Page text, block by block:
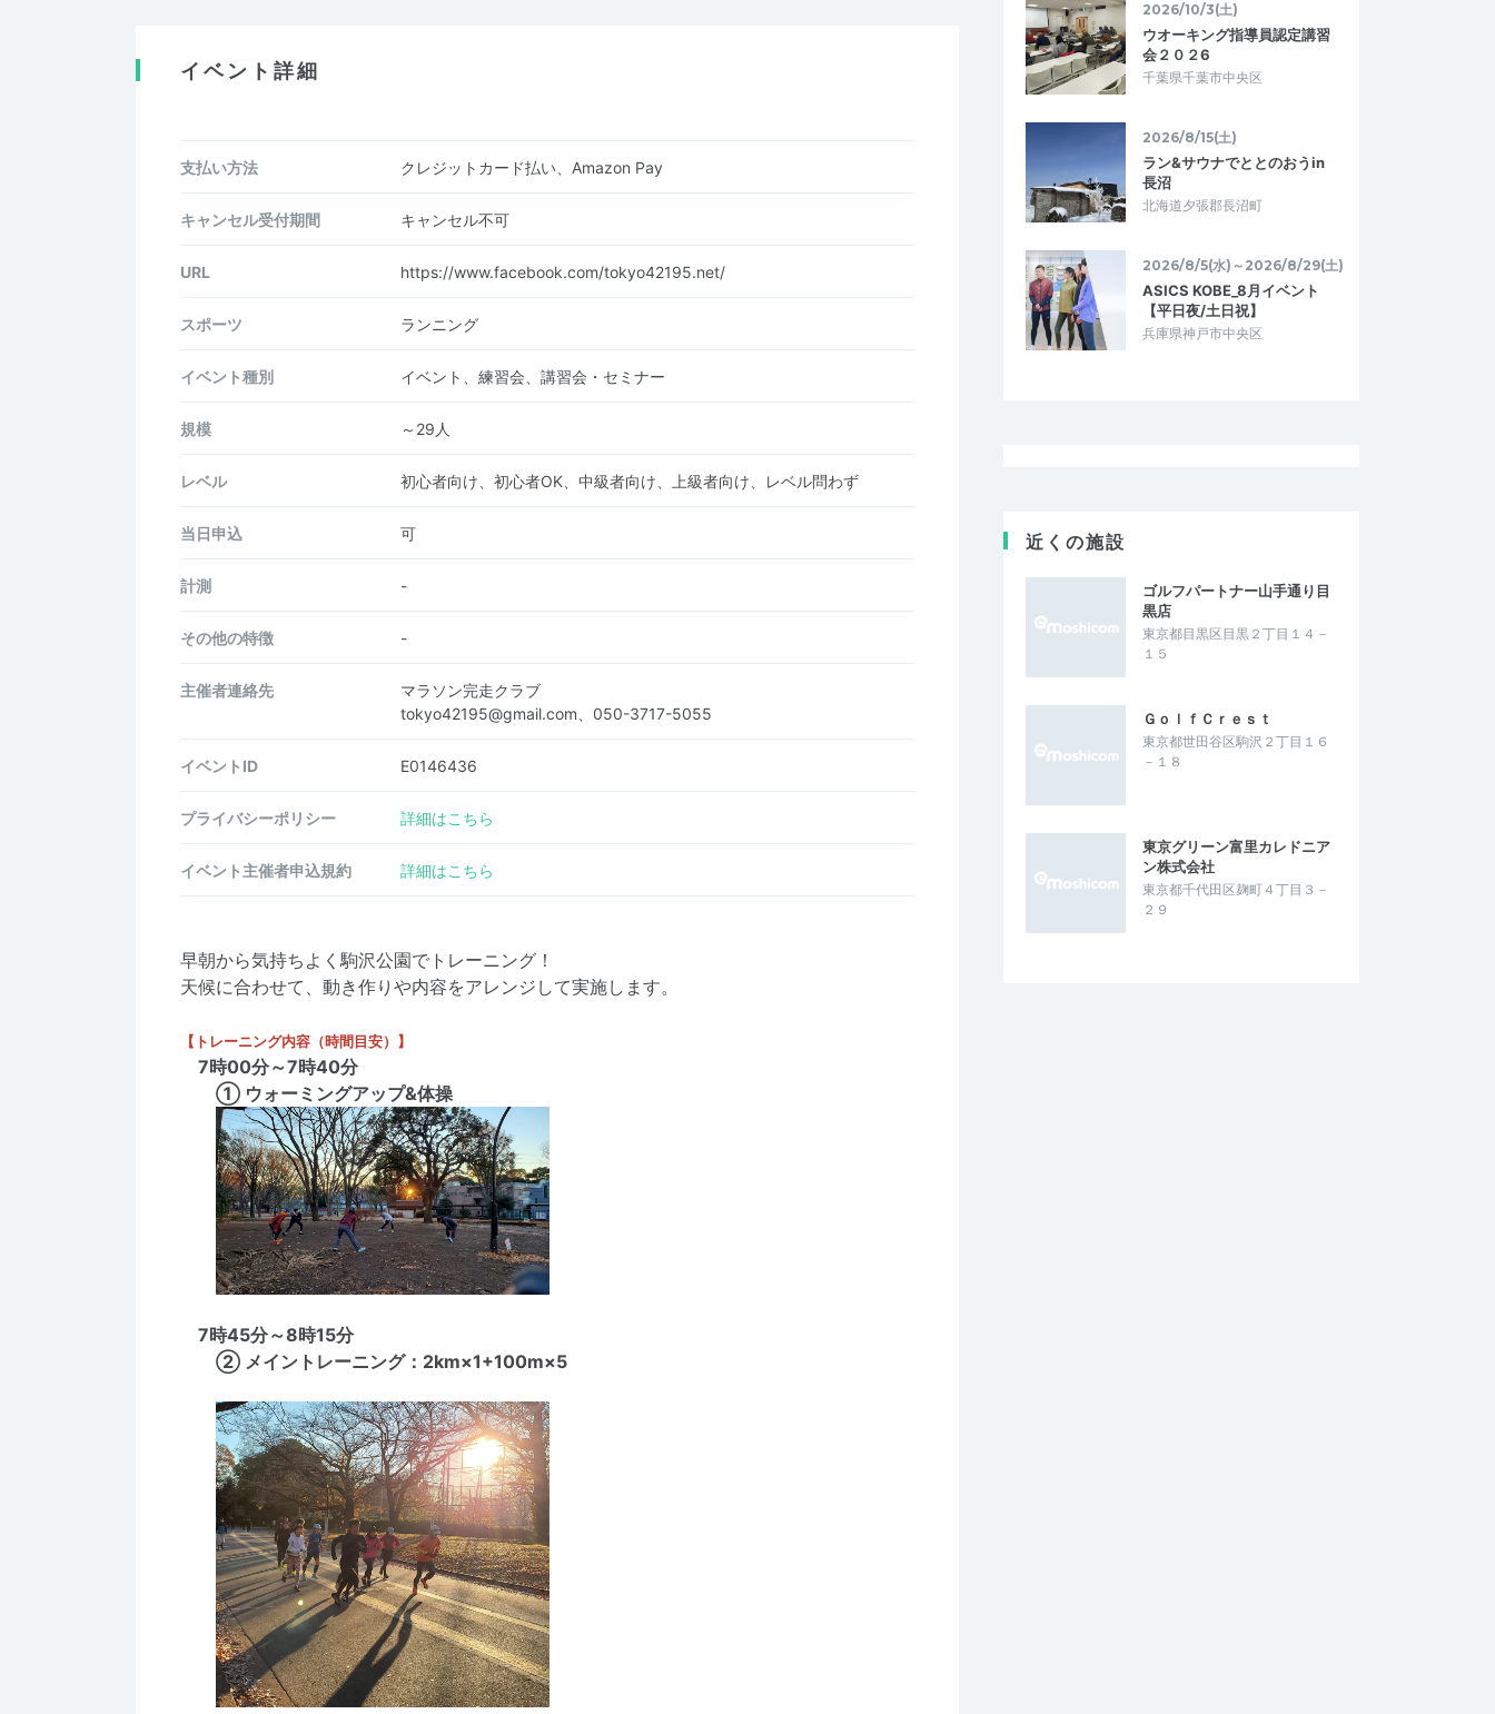
イベント詳細
支払い方法 クレジットカード払い、Amazon Pay
キャンセル受付期間 キャンセル不可
URL https://www.facebook.com/tokyo42195.net/
スポーツ ランニング
イベント種別 イベント、練習会、講習会・セミナー
規模 ～29人
レベル 初心者向け、初心者OK、中級者向け、上級者向け、レベル問わず
当日申込 可
計測 -
その他の特徴 -
主催者連絡先
マラソン完走クラブ
tokyo42195@gmail.com、050-3717-5055
イベントID E0146436
プライバシーポリシー 詳細はこちら
イベント主催者申込規約 詳細はこちら
早朝から気持ちよく駒沢公園でトレーニング！
天候に合わせて、動き作りや内容をアレンジして実施します。
【トレーニング内容（時間目安）】
7時00分～7時40分
① ウォーミングアップ&体操
7時45分～8時15分
② メイントレーニング：2km×1+100m×5
2026/10/3(土)
ウオーキング指導員認定講習
会２０２6
千葉県千葉市中央区
2026/8/15(土)
ラン&サウナでととのおうin
長沼
北海道夕張郡長沼町
2026/8/5(水)～2026/8/29(土)
ASICS KOBE_8月イベント
【平日夜/土日祝】
兵庫県神戸市中央区
近くの施設
ゴルフパートナー山手通り目
黒店
東京都目黒区目黒２丁目１４－
１５
ＧｏｌｆＣｒｅｓｔ
東京都世田谷区駒沢２丁目１６
－１８
東京グリーン富里カレドニア
ン株式会社
東京都千代田区麹町４丁目３－
２９